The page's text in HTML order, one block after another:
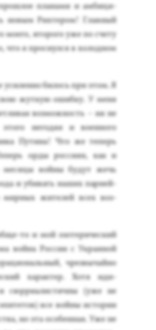
пла­нами и ам­би­ци­
но­вым Рих­те­ром! Глав­ный
мо­его, вто­рого уже по сче­ту
что я прос­нулся в хо­лод­ном
би­лось при этом. Я
жут­кую ошиб­ку. У ме­ня
воз­можность – ия не
не­годяя и во­ен­но­го
Пу­тина! Что же те­перь
ор­ды рос­си­ян, как и
ме­сяцы вой­ны бу­дут жечь
и уби­вать на­ших пар­ней-
мир­ных жи­телей всех воз­
то и мой эзо­тери­чес­кий
вой­на Рос­сии с Ук­ра­иной
чрез­вы­чай­но
ха­рак­тер. Хо­тя иди­
сюр­ри­алис­тичны (уже не
все вой­ны ис­то­рии
но эта осо­бен­ная. Уже не